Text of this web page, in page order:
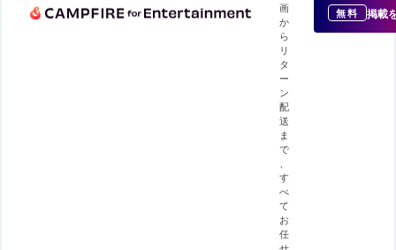
画
か
ら
リ
タ
ー
ン
配
送
ま
で
す
べ
て
お
任
せ
無料 掲載